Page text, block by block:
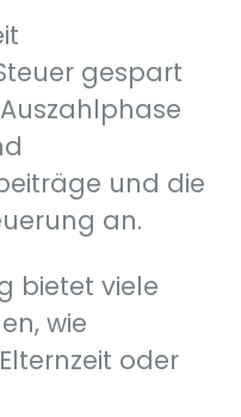
gespart
und die
an.
bietet viele
wie
oder